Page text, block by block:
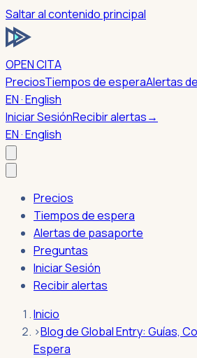
Saltar al contenido principal
OPEN CITA
PreciosTiempos de esperaAlertas
EN · English
Iniciar SesiónRecibir alertas→
EN · English
Precios
Tiempos de espera
Alertas de pasaporte
Preguntas
Iniciar Sesión
Recibir alertas
Inicio
›Blog de Global Entry: Guías,
Espera